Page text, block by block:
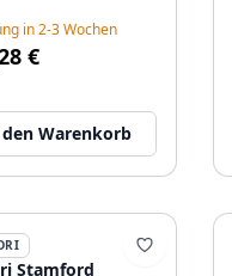
mit
in 2-3 Wochen
€
Warenkorb
Stamford